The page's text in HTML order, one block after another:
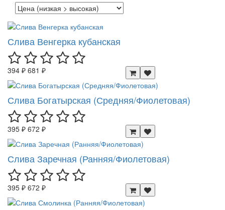
Слива Венгерка кубанская
394 ₽ 681 ₽
Слива Богатырская (Средняя/Фиолетовая)
395 ₽ 672 ₽
Слива Заречная (Ранняя/Фиолетовая)
395 ₽ 672 ₽